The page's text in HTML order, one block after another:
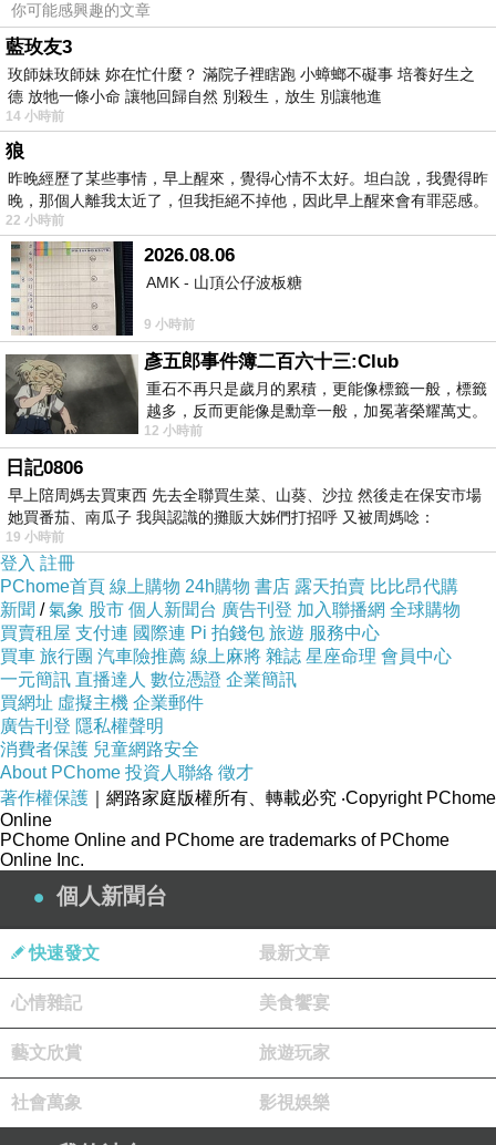
人，根本不懂得如何在適當的時機，做出適當的
讓步。
現在應該是雙方誠懇、用心、專注的相互傾聽，
並做出睿智讓步的適當時機了。
讓步與爭取讓步，都需要籌碼，立法院絕不是哪
一方的籌碼，背後人民的支持，才是真正的籌
碼。
MAKER NET 韓系合身混色針織毛衣-咖啡
商品網址
https://tw.partner.buy.yahoo.com:443/gd/buy?
mcode=MV92TVFFTzVWMmdNZWZLK1l4cGd
1K3UwUS81Q00ra1YwT2t6MklYVDRlbVVZPQ
==&url=https://tw.buy.yahoo.com/gdsale/gdsale
.asp?gdid=4651380
商品訊息功能:
人氣必備休閒潮流單品
流行百搭款
優質版型，舒適耐穿
你可能感興趣的文章
藍玫友3
玫師妹玫師妹 妳在忙什麼？ 滿院子裡瞎跑 小蟑螂不礙事 培養好生之
德 放牠一條小命 讓牠回歸自然 別殺生，放生 別讓牠進
14 小時前
狼
昨晚經歷了某些事情，早上醒來，覺得心情不太好。坦白說，我覺得昨
晚，那個人離我太近了，但我拒絕不掉他，因此早上醒來會有罪惡感。
22 小時前
2026.08.06
AMK - 山頂公仔波板糖
9 小時前
彥五郎事件簿二百六十三:Club
重石不再只是歲月的累積，更能像標籤一般，標籤
越多，反而更能像是勳章一般，加冕著榮耀萬丈。
習慣一如縱容，成了再難輕輕放下的罪證
12 小時前
日記0806
早上陪周媽去買東西 先去全聯買生菜、山葵、沙拉 然後走在保安市場
她買番茄、南瓜子 我與認識的攤販大姊們打招呼 又被周媽唸：
19 小時前
登入 註冊
PChome首頁 線上購物 24h購物 書店 露天拍賣 比比昂代購
新聞 /氣象 股市 個人新聞台 廣告刊登 加入聯播網 全球購物
買賣租屋 支付連 國際連 Pi 拍錢包 旅遊 服務中心
買車 旅行團 汽車險推薦 線上麻將 雜誌 星座命理 會員中心
一元簡訊 直播達人 數位憑證 企業簡訊
買網址 虛擬主機 企業郵件
廣告刊登 隱私權聲明
消費者保護 兒童網路安全
About PChome 投資人聯絡 徵才
著作權保護 ｜網路家庭版權所有、轉載必究 ‧Copyright PChome
Online
PChome Online and PChome are trademarks of PChome
Online Inc.
個人新聞台
快速發文 最新文章
心情雜記 美食饗宴
藝文欣賞 旅遊玩家
社會萬象 影視娛樂